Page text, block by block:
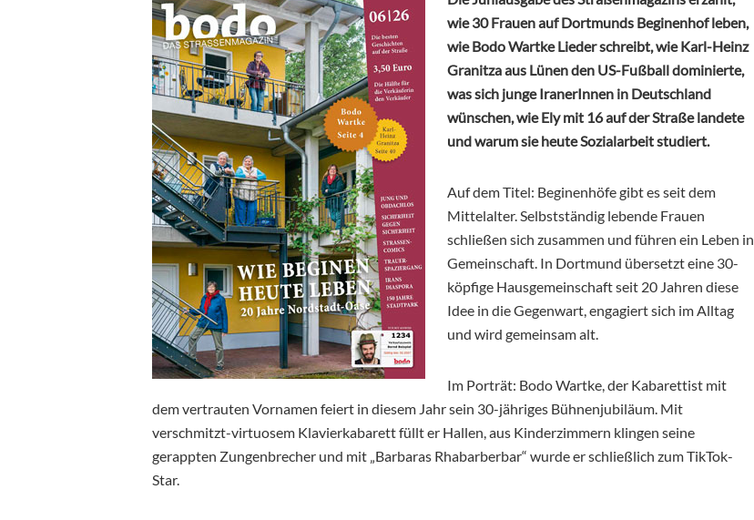
wie 30 Frauen auf Dortmunds Beginenhof leben,
wieBodoWartke Lieder schreibt, wie Karl-Heinz
Granitza aus Lünen den US-Fußball dominierte,
was sich junge IranerInnen in Deutschland
wünschen, wie Ely mit 16 auf der Straße landete
und warum sie heute Sozialarbeit studiert.
Auf dem Titel: Beginenhöfe gibt es seit dem
Mittelalter. Selbstständig lebende Frauen
schließen sich zusammen und führen ein Leben in
Gemeinschaft. In Dortmund übersetzt eine 30-
köpfige Hausgemeinschaft seit 20 Jahren diese
Idee in die Gegenwart, engagiert sich im Alltag
und wird gemeinsam alt.
Im Porträt: BodoWartke, der Kabarettist mit
dem vertrauten Vornamen feiert in diesem Jahr sein 30-jähriges Bühnenjubiläum. Mit
verschmitzt-virtuosem Klavierkabarett füllt er Hallen, aus Kinderzimmern klingen seine
gerappten Zungenbrecher und mit „Barbaras Rhabarberbar“ wurde er schließlich zum TikTok-
Star.